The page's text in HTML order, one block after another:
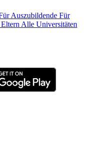
Auszubildende Für
Alle Universitäten